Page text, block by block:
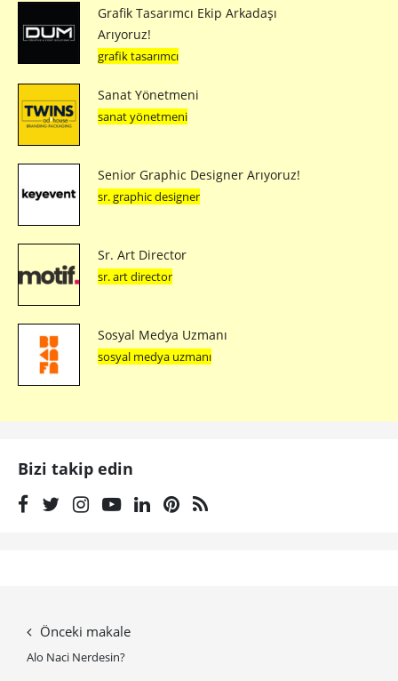
Grafik Tasarımcı Ekip Arkadaşı
Arıyoruz!
grafik tasarımcı
Sanat Yönetmeni
sanat yönetmeni
Senior Graphic Designer Arıyoruz!
sr. graphic designer
Sr. Art Director
sr. art director
Sosyal Medya Uzmanı
sosyal medya uzmanı
Bizi takip edin
Önceki makale
Alo Naci Nerdesin?